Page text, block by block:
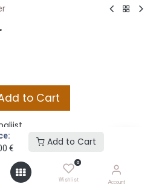
€
Add to Cart
0
Wishlist Account
to Cart